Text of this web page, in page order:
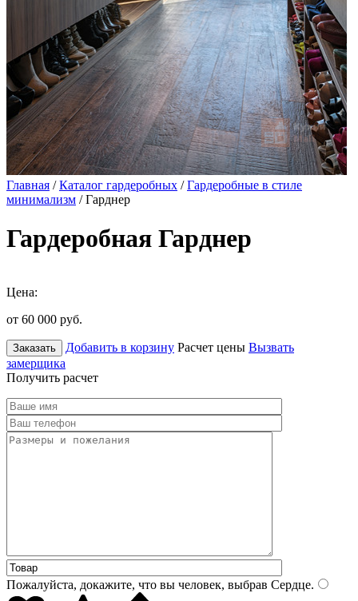
Главная /Каталог гардеробных /Гардеробные в стиле
минимализм / Гарднер
Гардеробная Гарднер
Цена:
от 60 000 руб.
Заказать Добавить в корзину Расчет цены Вызвать
замерщика
Получить расчет
Пожалуйста, докажите, что вы человек, выбрав Сердце.